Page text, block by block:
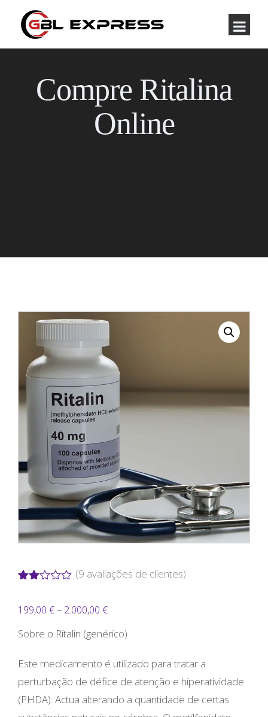
Compre Ritalina
Online
2.00
5
com
em
classificações
de
clientes
(9 avaliações de clientes)
199,00 €– 2.000,00 €Price
range:
through
2.000,00 €
Sobre o Ritalin (genérico)
Este medicamento é utilizado para tratar a
perturbação de défice de atenção e hiperatividade
(PHDA). Actua alterando a quantidade de certas